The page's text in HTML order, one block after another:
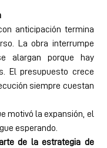
anticipación termina
La obra interrumpe
alargan porque hay
El presupuesto crece
siempre cuestan
motivó la expansión, el
esperando.
de la estrategia de